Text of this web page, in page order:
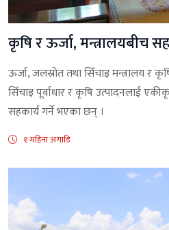
कृषि र ऊर्जा, मन्त्रालयबीच
ऊर्जा, जलस्रोत तथा सिँचाइ मन्त्रालय र
सिँचाइ पूर्वाधार र कृषि उत्पादनलाई
सहकार्य गर्ने भएका छन् ।
१ महिना अगाडि